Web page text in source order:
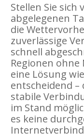
Stellen Sie sich
abgelegenen
die
zuverlässige
schnell
Regionen
eine Lösung
entscheidend –
stabile
im Stand
es keine